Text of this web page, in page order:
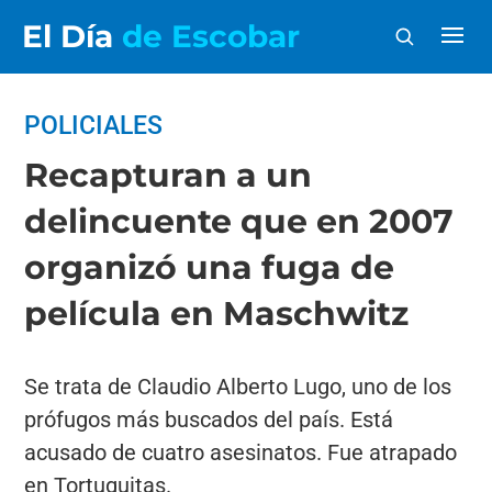
El Día de Escobar
POLICIALES
Recapturan a un
delincuente que en 2007
organizó una fuga de
película en Maschwitz
Se trata de Claudio Alberto Lugo, uno de los
prófugos más buscados del país. Está
acusado de cuatro asesinatos. Fue atrapado
en Tortuguitas.